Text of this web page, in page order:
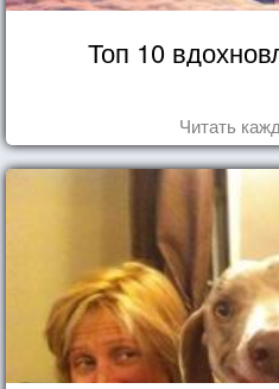
Топ 10
Читать